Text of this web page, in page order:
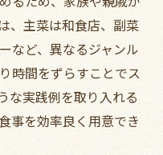
と選ぶ楽しさを紹
アウトの新提案
で地域を盛り上げ
、主菜は和食店、副菜
など、異なるジャンル
時間をずらすことでス
な実践例を取り入れる
事を効率良く用意でき